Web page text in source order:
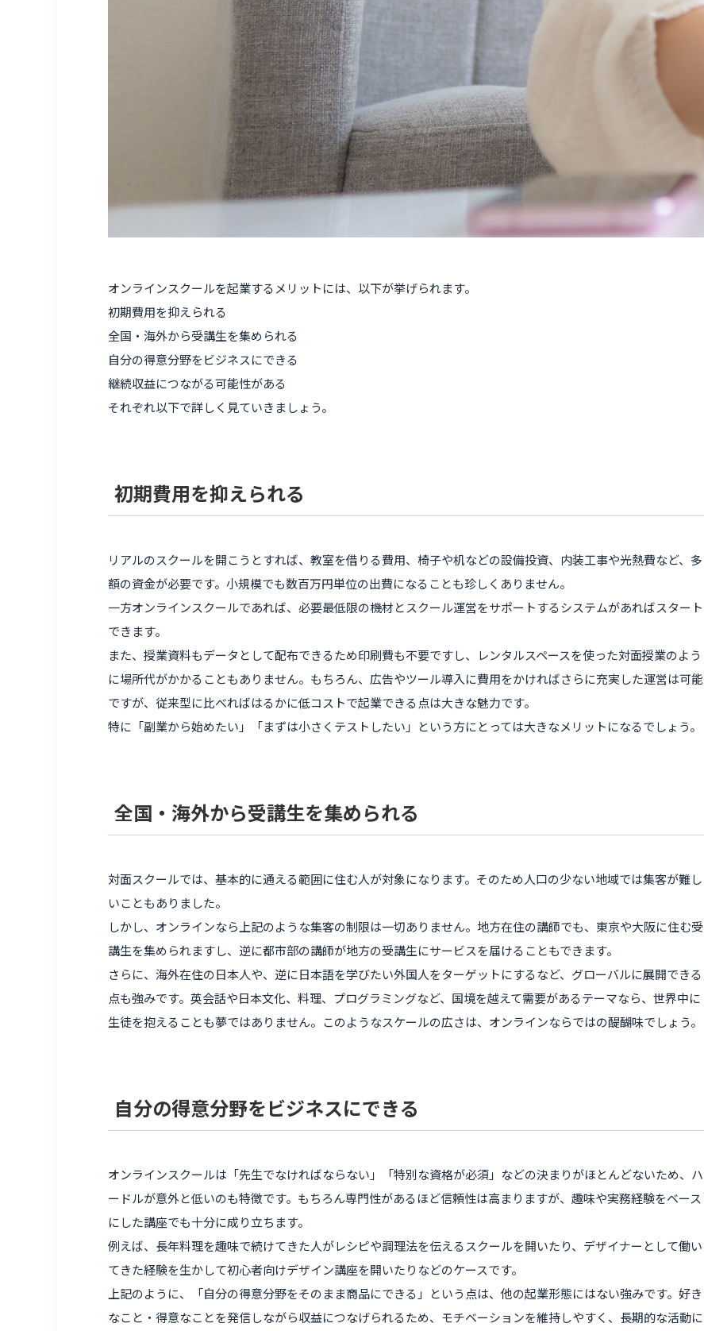
オンラインスクールを起業するメリットには、以下が挙げられます。
初期費用を抑えられる
全国・海外から受講生を集められる
自分の得意分野をビジネスにできる
継続収益につながる可能性がある
それぞれ以下で詳しく見ていきましょう。
初期費用を抑えられる
リアルのスクールを開こうとすれば、教室を借りる費用、椅子や机などの設備投資、内装工事や光熱費など、多
額の資金が必要です。小規模でも数百万円単位の出費になることも珍しくありません。
一方オンラインスクールであれば、必要最低限の機材とスクール運営をサポートするシステムがあればスタート
できます。
また、授業資料もデータとして配布できるため印刷費も不要ですし、レンタルスペースを使った対面授業のよう
に場所代がかかることもありません。もちろん、広告やツール導入に費用をかければさらに充実した運営は可能
ですが、従来型に比べればはるかに低コストで起業できる点は大きな魅力です。
特に「副業から始めたい」「まずは小さくテストしたい」という方にとっては大きなメリットになるでしょう。
全国・海外から受講生を集められる
対面スクールでは、基本的に通える範囲に住む人が対象になります。そのため人口の少ない地域では集客が難し
いこともありました。
しかし、オンラインなら上記のような集客の制限は一切ありません。地方在住の講師でも、東京や大阪に住む受
講生を集められますし、逆に都市部の講師が地方の受講生にサービスを届けることもできます。
さらに、海外在住の日本人や、逆に日本語を学びたい外国人をターゲットにするなど、グローバルに展開できる
点も強みです。英会話や日本文化、料理、プログラミングなど、国境を越えて需要があるテーマなら、世界中に
生徒を抱えることも夢ではありません。このようなスケールの広さは、オンラインならではの醍醐味でしょう。
自分の得意分野をビジネスにできる
オンラインスクールは「先生でなければならない」「特別な資格が必須」などの決まりがほとんどないため、ハ
ードルが意外と低いのも特徴です。もちろん専門性があるほど信頼性は高まりますが、趣味や実務経験をベース
にした講座でも十分に成り立ちます。
例えば、長年料理を趣味で続けてきた人がレシピや調理法を伝えるスクールを開いたり、デザイナーとして働い
てきた経験を生かして初心者向けデザイン講座を開いたりなどのケースです。
上記のように、「自分の得意分野をそのまま商品にできる」という点は、他の起業形態にはない強みです。好き
なこと・得意なことを発信しながら収益につなげられるため、モチベーションを維持しやすく、長期的な活動に